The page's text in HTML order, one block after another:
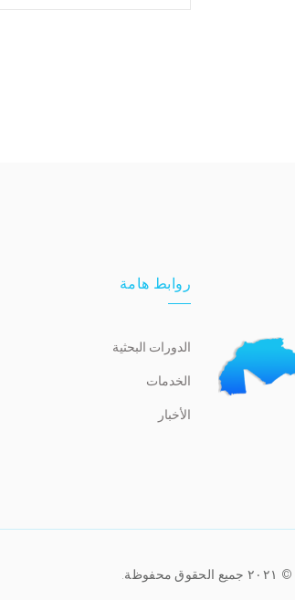
روابط هامة
الدورات البحثية
الخدمات
الأخبار
© ٢٠٢١ جميع الحقوق محفوظة.